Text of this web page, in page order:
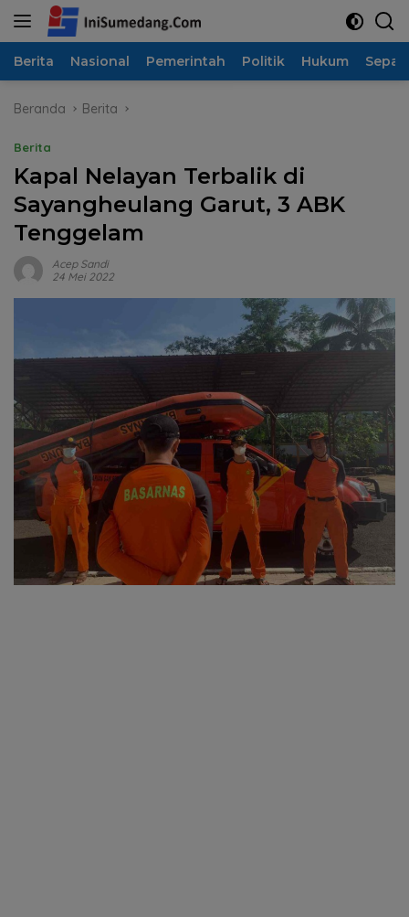
Langsung
Berita Nasional Pemerintah Politik Hukum
Beranda Berita
Berita
Kapal Nelayan Terbalik di
Sayangheulang Garut, 3 ABK
Tenggelam
Acep Sandi
24 Mei 2022